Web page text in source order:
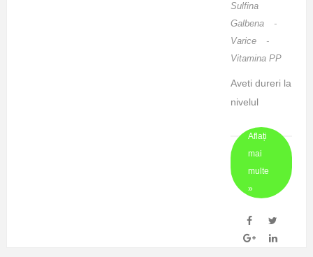
Sulfina
Galbena
-
Varice
-
Vitamina PP
Aveti dureri la
nivelul
inferioare,
senzatia de
picioare
grele, de
arsura,
parestezii,
Aflați
mai
multe
»